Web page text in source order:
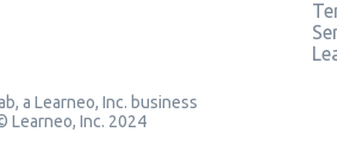
a Learneo, Inc. business
Learneo, Inc. 2024